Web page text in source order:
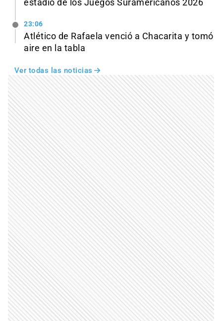
estadio de los Juegos Suramericanos 2026
23:06
Atlético de Rafaela venció a Chacarita y tomó
aire en la tabla
Ver todas las noticias